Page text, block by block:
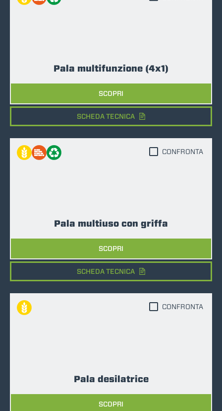
Pala multifunzione (4x1)
SCOPRI
SCHEDA TECNICA
Pala multiuso con griffa
SCOPRI
CONFRONTA
SCHEDA TECNICA
Pala desilatrice
SCOPRI
CONFRONTA